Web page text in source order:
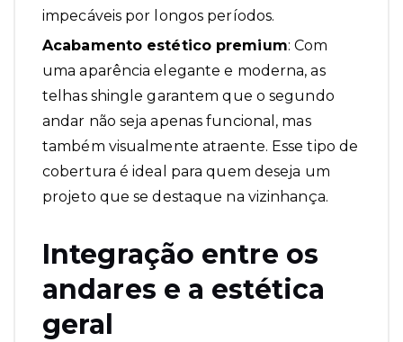
impecáveis por longos períodos.
Acabamento estético premium: Com
uma aparência elegante e moderna, as
telhas shingle garantem que o segundo
andar não seja apenas funcional, mas
também visualmente atraente. Esse tipo de
cobertura é ideal para quem deseja um
projeto que se destaque na vizinhança.
Integração entre os
andares e a estética
geral